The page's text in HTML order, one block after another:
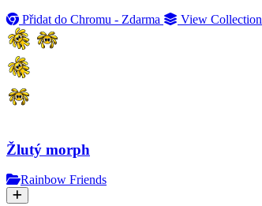
Přidat do Chromu - Zdarma
View Collection
Žlutý morph
Rainbow Friends